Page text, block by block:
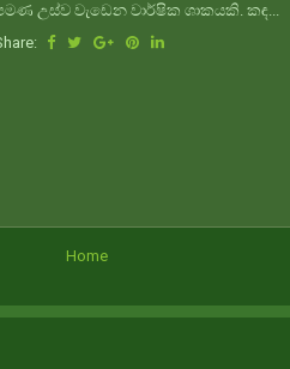
උස්ව වැඩෙන වාර්ෂික ශාකයකි. කඳ...
Home